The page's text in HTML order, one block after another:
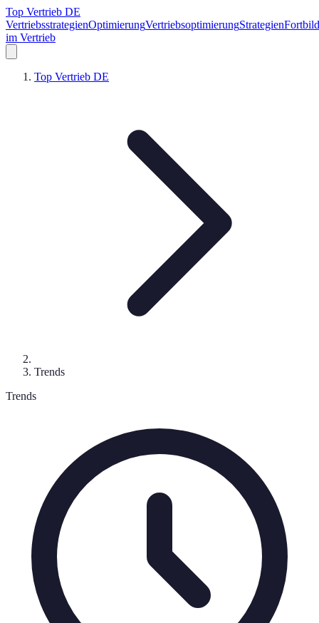
Top Vertrieb DE
VertriebsstrategienOptimierungVertriebsoptimierungStrategien
im Vertrieb
Top Vertrieb DE
Trends
Trends